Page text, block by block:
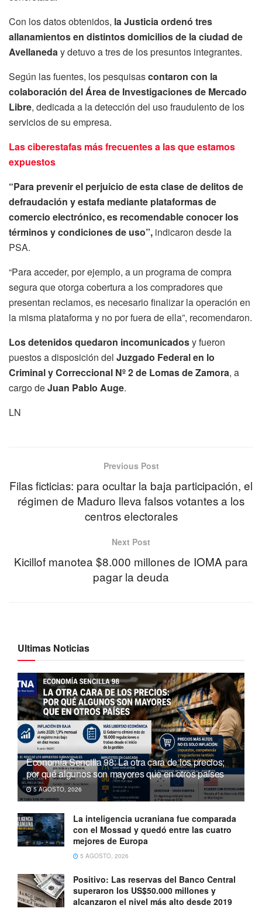
Con los datos obtenidos, la Justicia ordenó tres
allanamientos en distintos domicilios de la ciudad de
Avellaneday detuvo a tres de los presuntos integrantes.
Según las fuentes, los pesquisascontaron con la
colaboración del Área de Investigaciones de Mercado
Libre, dedicada a la detección del uso fraudulento de los
servicios de su empresa.
Las ciberestafas más frecuentes a las que estamos
expuestos
“Para prevenir el perjuicio de esta clase de delitos de
defraudación y estafa mediante plataformas de
comercio electrónico, es recomendable conocer los
términos y condiciones de uso”, indicaron desde la
PSA.
“Para acceder, por ejemplo, a un programa de compra
segura que otorga cobertura a los compradores que
presentan reclamos, es necesario finalizar la operación en
la misma plataforma y no por fuera de ella”, recomendaron.
Los detenidos quedaron incomunicadosy fueron
puestos a disposición del Juzgado Federal en lo
Criminal y Correccional Nº 2 de Lomas de Zamora, a
cargo deJuan Pablo Auge.
LN
Previous Post
Filas ficticias: para ocultar la baja participación, el
régimen de Maduro lleva falsos votantes a los
centros electorales
Next Post
Kicillof manotea $8.000 millones de IOMA para
pagar la deuda
Ultimas Noticias
Economía Sencilla 98: La otra cara de los precios;
por qué algunos son mayores que en otros países
5 AGOSTO, 2026
La inteligencia ucraniana fue comparada
con el Mossad y quedó entre las cuatro
mejores de Europa
5 AGOSTO, 2026
Positivo: Las reservas del Banco Central
superaron los US$50.000 millones y
alcanzaron el nivel más alto desde 2019